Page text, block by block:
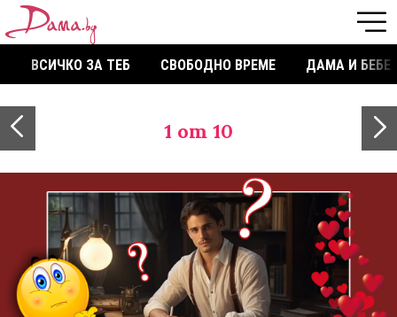
ВСИЧКО ЗА ТЕБ СВОБОДНО ВРЕМЕ ДАМА И БЕБЕ
1 от 10